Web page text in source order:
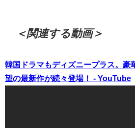
＜関連する動画＞
韓国ドラマもディズニープラス。豪
望の最新作が続々登場！ - YouTube